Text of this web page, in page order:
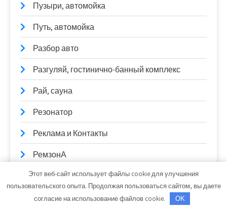
Пузыри, автомойка
Путь, автомойка
Разбор авто
Разгуляй, гостинично-банный комплекс
Рай, сауна
Резонатор
Реклама и Контакты
РемзонА
Ремонт АКПП
Ремонт и обслуживание автомобилей
Этот веб-сайт использует файлы cookie для улучшения
пользовательского опыта. Продолжая пользоваться сайтом, вы даете
согласие на использование файлов cookie.
OK